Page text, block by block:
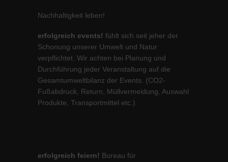
Nachhaltigkeit leben!
erfolgreich events! fühlt sich seit jeher der
Schonung unserer Umwelt und Natur
verpflichtet. Wir achten bei Planung und
Durchführung jeder Veranstaltung auf die
Gesamtumweltbilanz der Events. (CO2-
Fußabdruck, Return, Müllvermeidung, Auswahl
Produkte, Transportmittel etc.)
erfolgreich feiern! Bureau für